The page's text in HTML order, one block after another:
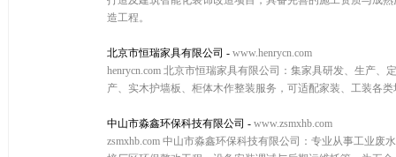
造工程。
北京市恒瑞家具有限公司 - www.henrycn.com
henrycn.com 北京市恒瑞家具有限公司：集家具研发、生产
产、实木护墙板、柜体木作整装服务，可适配家装、工装各
中山市淼鑫环保科技有限公司 - www.zsmxhb.com
zsmxhb.com 中山市淼鑫环保科技有限公司：专业从事工业